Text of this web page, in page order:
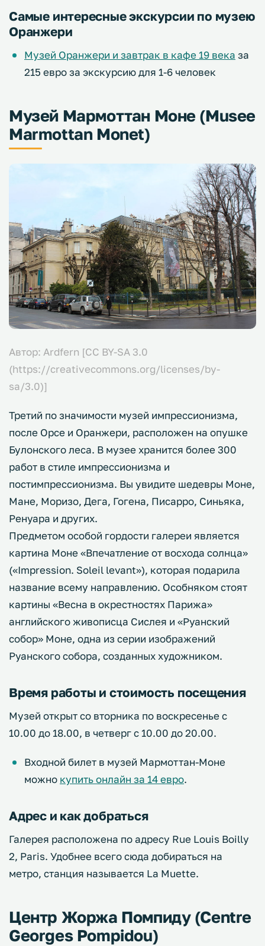
Самые интересные экскурсии по музею
Оранжери
Музей Оранжери и завтрак в кафе 19 века за
215 евро за экскурсию для 1-6 человек
Музей Мармоттан Моне (Musee
Marmottan Monet)
Автор: Ardfern [CC BY-SA 3.0
(https://creativecommons.org/licenses/by-
sa/3.0)]
Третий по значимости музей импрессионизма,
после Орсе и Оранжери, расположен на опушке
Булонского леса. В музее хранится более 300
работ в стиле импрессионизма и
постимпрессионизма. Вы увидите шедевры Моне,
Мане, Моризо, Дега, Гогена, Писарро, Синьяка,
Ренуара и других.
Предметом особой гордости галереи является
картина Моне «Впечатление от восхода солнца»
(«Impression. Soleil levant»), которая подарила
название всему направлению. Особняком стоят
картины «Весна в окрестностях Парижа»
английского живописца Сислея и «Руанский
собор» Моне, одна из серии изображений
Руанского собора, созданных художником.
Время работы и стоимость посещения
Музей открыт со вторника по воскресенье с
10.00 до 18.00, в четверг с 10.00 до 20.00.
Входной билет в музей Мармоттан-Моне
можно купить онлайн за 14 евро.
Адрес и как добраться
Галерея расположена по адресу Rue Louis Boilly
2, Paris. Удобнее всего сюда добираться на
метро, станция называется La Muette.
Центр Жоржа Помпиду (Centre
Georges Pompidou)